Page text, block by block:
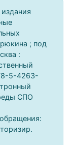
; под
:
5-4263-
СПО